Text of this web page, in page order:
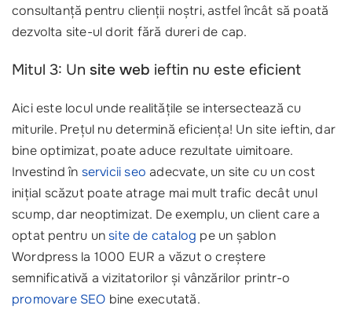
consultanță pentru clienții noștri, astfel încât să poată
dezvolta site-ul dorit fără dureri de cap.
Mitul 3: Un site web ieftin nu este eficient
Aici este locul unde realitățile se intersectează cu
miturile. Prețul nu determină eficiența! Un site ieftin, dar
bine optimizat, poate aduce rezultate uimitoare.
Investind în servicii seo adecvate, un site cu un cost
inițial scăzut poate atrage mai mult trafic decât unul
scump, dar neoptimizat. De exemplu, un client care a
optat pentru unsite de catalog pe un șablon
Wordpress la 1000 EUR a văzut o creștere
semnificativă a vizitatorilor și vânzărilor printr-o
promovare SEO bine executată.